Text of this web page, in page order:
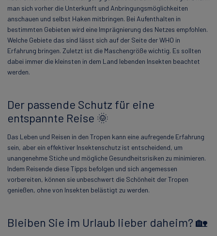
man sich vorher die Unterkunft und Anbringungsmöglichkeiten
anschauen und selbst Haken mitbringen. Bei Aufenthalten in
bestimmten Gebieten wird eine Imprägnierung des Netzes empfohlen.
Welche Gebiete das sind lässt sich auf der Seite der WHO in
Erfahrung bringen. Zuletzt ist die Maschengröße wichtig. Es sollten
dabei immer die kleinsten in dem Land lebenden Insekten beachtet
werden.
Der passende Schutz für eine
entspannte Reise 🌞
Das Leben und Reisen in den Tropen kann eine aufregende Erfahrung
sein, aber ein effektiver Insektenschutz ist entscheidend, um
unangenehme Stiche und mögliche Gesundheitsrisiken zu minimieren.
Indem Reisende diese Tipps befolgen und sich angemessen
vorbereiten, können sie unbeschwert die Schönheit der Tropen
genießen, ohne von Insekten belästigt zu werden.
Bleiben Sie im Urlaub lieber daheim? 🏡